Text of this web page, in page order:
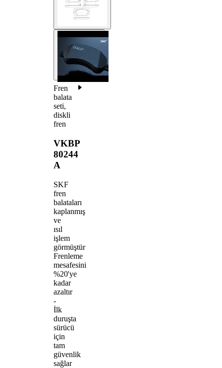
Fren
balata
seti,
diskli
fren
VKBP
80244
A
SKF
fren
balataları
kaplanmış
ve
ısıl
işlem
görmüştür
Frenleme
mesafesini
%20'ye
kadar
azaltır
-
İlk
duruşta
sürücü
için
tam
güvenlik
sağlar